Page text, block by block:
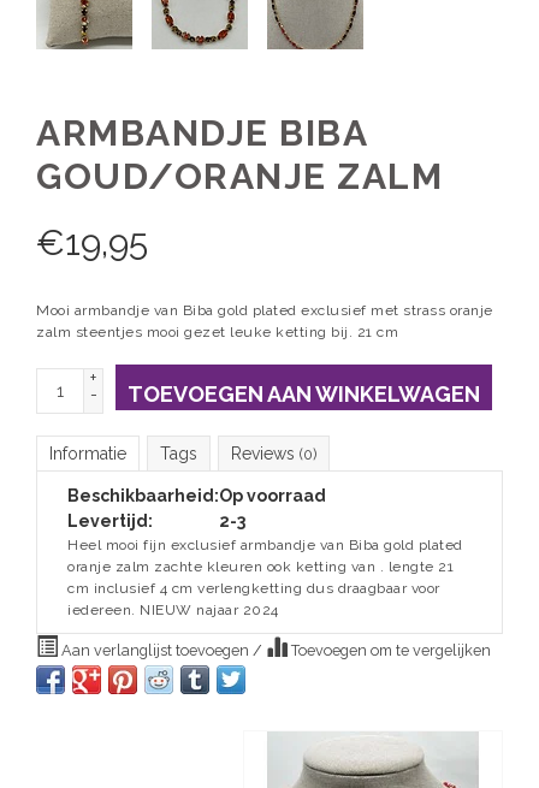
ARMBANDJE BIBA
GOUD/ORANJE ZALM
€19,95
Mooi armbandje van Biba gold plated exclusief met strass oranje
zalm steentjes mooi gezet leuke ketting bij. 21 cm
+
-
TOEVOEGEN AAN WINKELWAGEN
Informatie Tags Reviews (0)
Beschikbaarheid:Op voorraad
Levertijd:
2-3
Heel mooi fijn exclusief armbandje van Biba gold plated
oranje zalm zachte kleuren ook ketting van . lengte 21
cm inclusief 4 cm verlengketting dus draagbaar voor
iedereen. NIEUW najaar 2024
Aan verlanglijst toevoegen / Toevoegen om te vergelijken